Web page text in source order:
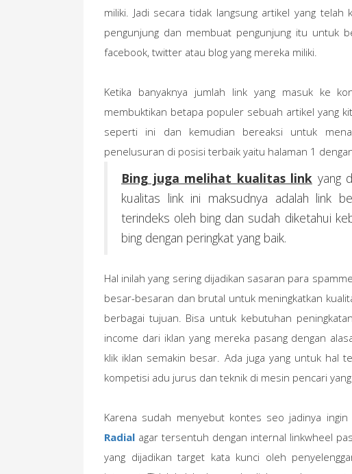
miliki. Jadi secara tidak langsung artikel yang
pengunjung dan membuat pengunjung itu untuk
facebook, twitter atau blog yang mereka miliki.
Ketika banyaknya jumlah link yang masuk ke
membuktikan betapa populer sebuah artikel yang
seperti ini dan kemudian bereaksi untuk
penelusuran di posisi terbaik yaitu halaman 1
Bing juga melihat kualitas link yang
kualitas link ini maksudnya adalah link
terindeks oleh bing dan sudah diketahui
bing dengan peringkat yang baik.
Hal inilah yang sering dijadikan sasaran para
besar-besaran dan brutal untuk meningkatkan
berbagai tujuan. Bisa untuk kebutuhan
income dari iklan yang mereka pasang dengan
klik iklan semakin besar. Ada juga yang untuk hal
kompetisi adu jurus dan teknik di mesin pencari
Karena sudah menyebut kontes seo jadinya ingin
Radial agar tersentuh dengan internal linkwheel
yang dijadikan target kata kunci oleh